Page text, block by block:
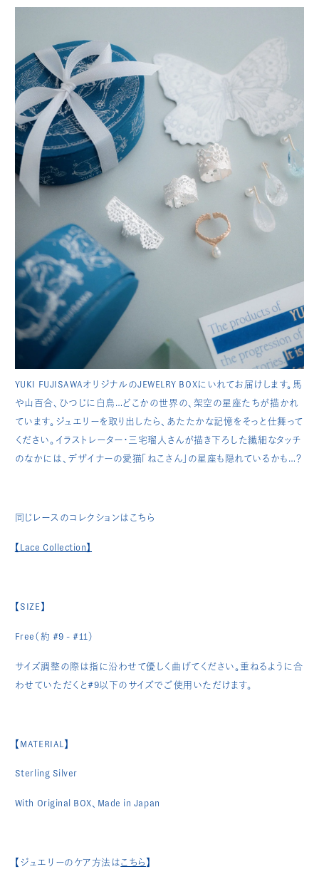
YUKI FUJISAWAオリジナルのJEWELRY BOXにいれてお届けします。馬
や山百合、ひつじに白鳥…どこかの世界の、架空の星座たちが描かれ
ています。ジュエリーを取り出したら、あたたかな記憶をそっと仕舞って
ください。イラストレーター・三宅瑠人さんが描き下ろした繊細なタッチ
のなかには、デザイナーの愛猫「ねこさん」の星座も隠れているかも…？
同じレースのコレクションはこちら
【Lace Collection】
【SIZE】
Free（ 約 #9 - #11 ）
サイズ調整の際は指に沿わせて優しく曲げてください。重ねるように合
わせていただくと#9以下のサイズでご使用いただけます。
【MATERIAL】
Sterling Silver
With Original BOX、 Made in Japan
【ジュエリーのケア方法はこちら 】